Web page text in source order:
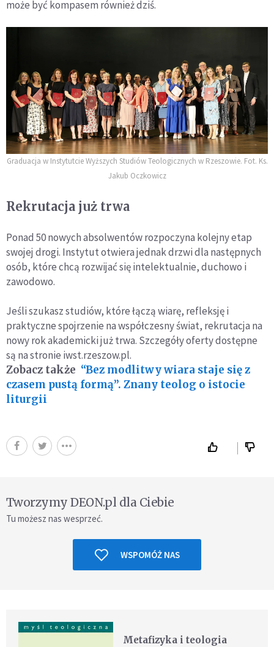
może być kompasem również dziś.
Graduacja w Instytutcie Wyższych Studiów Teologicznych w Rzeszowie. Fot. Ks.
Jakub Oczkowicz
Rekrutacja już trwa
Ponad 50 nowych absolwentów rozpoczyna kolejny etap
swojej drogi. Instytut otwiera jednak drzwi dla następnych
osób, które chcą rozwijać się intelektualnie, duchowo i
zawodowo.
Jeśli szukasz studiów, które łączą wiarę, refleksję i
praktyczne spojrzenie na współczesny świat, rekrutacja na
nowy rok akademicki już trwa. Szczegóły oferty dostępne
są na stronie iwst.rzeszow.pl.
Zobacz także “Bez modlitwy wiara staje się z
czasem pustą formą”. Znany teolog o istocie
liturgii
Tworzymy DEON.pl dla Ciebie
Tu możesz nas wesprzeć.
WSPOMÓŻ NAS
Metafizyka i teologia